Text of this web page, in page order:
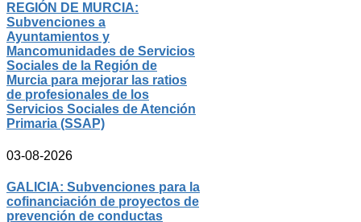
REGIÓN DE MURCIA:
Subvenciones a
Ayuntamientos y
Mancomunidades de Servicios
Sociales de la Región de
Murcia para mejorar las ratios
de profesionales de los
Servicios Sociales de Atención
Primaria (SSAP)
03-08-2026
GALICIA: Subvenciones para la
cofinanciación de proyectos de
prevención de conductas